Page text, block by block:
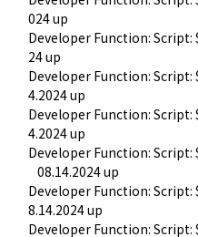
024 up
Developer Function:
24 up
Developer Function:
4.2024 up
Developer Function:
4.2024 up
Developer Function:
08.14.2024 up
Developer Function:
8.14.2024 up
Developer Function: